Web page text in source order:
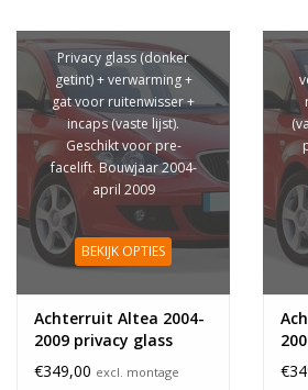
Privacy glass (donker
getint) + verwarming +
gat voor ruitenwisser +
incaps (vaste lijst).
Geschikt voor pre-
facelift. Bouwjaar 2004-
april 2009
BEKIJK OPTIES
Achterruit Altea 2004-
2009 privacy glass
€349,00 excl. montage